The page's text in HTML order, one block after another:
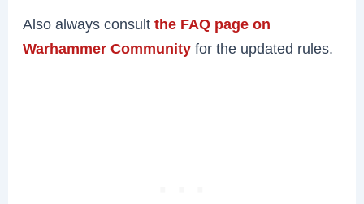
Also always consultthe FAQ page on
Warhammer Community for the updated rules.